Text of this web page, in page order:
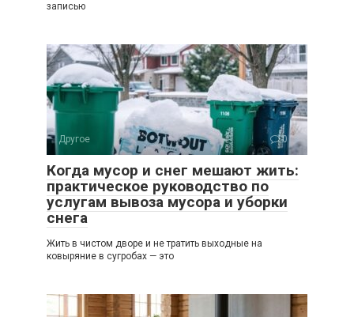
записью
Другое 0
Когда мусор и снег мешают жить:
практическое руководство по
услугам вывоза мусора и уборки
снега
Жить в чистом дворе и не тратить выходные на
ковыряние в сугробах — это